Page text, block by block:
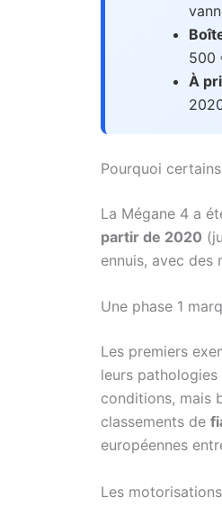
500
À
Pourquoi
La Mégane 4 a
partir de 2020
ennuis, avec
Une phase 1
Les premiers
leurs
conditions, mais
classements de
européennes
Les